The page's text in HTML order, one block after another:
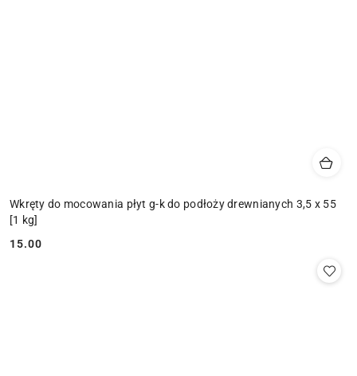
Wkręty do mocowania płyt g-k do podłoży drewnianych 3,5 x 55
[1 kg]
Cena:
15.00